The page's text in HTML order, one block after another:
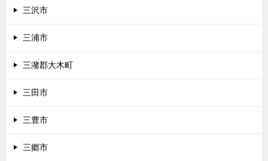
三沢市
三浦市
三潴郡大木町
三田市
三豊市
三郷市